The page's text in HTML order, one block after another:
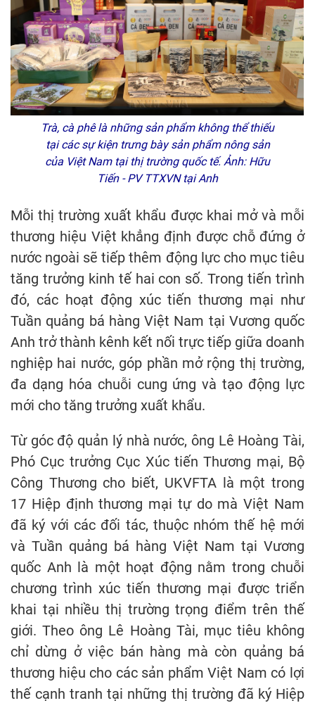
Trà, cà phê là những sản phẩm không thể thiếu
tại các sự kiện trưng bày sản phẩm nông sản
của Việt Nam tại thị trường quốc tế. Ảnh: Hữu
Tiến - PV TTXVN tại Anh
Mỗi thị trường xuất khẩu được khai mở và mỗi
thương hiệu Việt khẳng định được chỗ đứng ở
nước ngoài sẽ tiếp thêm động lực cho mục tiêu
tăng trưởng kinh tế hai con số. Trong tiến trình
đó, các hoạt động xúc tiến thương mại như
Tuần quảng bá hàng Việt Nam tại Vương quốc
Anh trở thành kênh kết nối trực tiếp giữa doanh
nghiệp hai nước, góp phần mở rộng thị trường,
đa dạng hóa chuỗi cung ứng và tạo động lực
mới cho tăng trưởng xuất khẩu.
Từ góc độ quản lý nhà nước, ông Lê Hoàng Tài,
Phó Cục trưởng Cục Xúc tiến Thương mại, Bộ
Công Thương cho biết, UKVFTA là một trong
17 Hiệp định thương mại tự do mà Việt Nam
đã ký với các đối tác, thuộc nhóm thế hệ mới
và Tuần quảng bá hàng Việt Nam tại Vương
quốc Anh là một hoạt động nằm trong chuỗi
chương trình xúc tiến thương mại được triển
khai tại nhiều thị trường trọng điểm trên thế
giới. Theo ông Lê Hoàng Tài, mục tiêu không
chỉ dừng ở việc bán hàng mà còn quảng bá
thương hiệu cho các sản phẩm Việt Nam có lợi
thế cạnh tranh tại những thị trường đã ký Hiệp